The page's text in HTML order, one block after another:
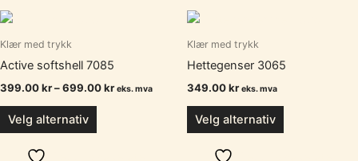
Klær med trykk
Active softshell 7085
399.00kr–699.00kr eks. mva
Velg alternativ
Klær med trykk
Hettegenser 3065
349.00kr eks. mva
Velg alternativ